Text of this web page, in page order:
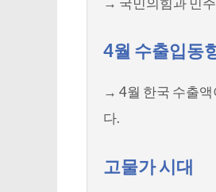
4월 수출입동
→ 4월 한국 수출액
다.
고물가 시대